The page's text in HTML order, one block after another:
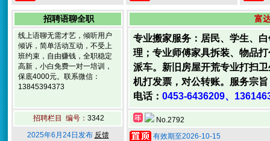
招聘语聊全职
线上语聊无需才艺，倾听用户
倾诉，简单活动互动，不受上
班约束，自由赚钱，全职稳定
高新，小白免费一对一培训，
保底4000元。联系微信：
13845394373
招聘栏目 编号： 3342
2025年6月24日发布 反馈
富
专业搬家服务：居民、学生、
理；专业师傅家具拆装、物品
派车。新旧房屋开荒专业打扫
机打发票，对公转账。服务宗
电话： 0453-6436209、
No.2792
有效期至2026-10-15